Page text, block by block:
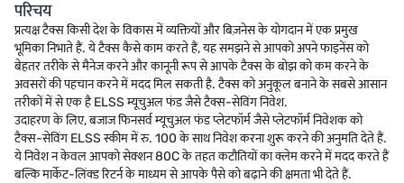
परिचय
प्रत्यक्ष टैक्स किसी देश के विकास में व्यक्तियों और बिज़नेस के योगदान में एक प्रमुख
भूमिका निभाते हैं. ये टैक्स कैसे काम करते हैं, यह समझने से आपको अपने फाइनेंस को
बेहतर तरीके से मैनेज करने और कानूनी रूप से आपके टैक्स के बोझ को कम करने के
अवसरों की पहचान करने में मदद मिल सकती है. टैक्स को अनुकूल बनाने के सबसे आसान
तरीकों में से एक है ELSS म्यूचुअल फंड जैसे टैक्स-सेविंग निवेश.
उदाहरण के लिए, बजाज फिनसर्व म्यूचुअल फंड प्लेटफॉर्म जैसे प्लेटफॉर्म निवेशक को
टैक्स-सेविंग ELSS स्कीम में रु. 100 के साथ निवेश करना शुरू करने की अनुमति देते हैं.
ये निवेश न केवल आपको सेक्शन 80C के तहत कटौतियों का क्लेम करने में मदद करते हैं
बल्कि मार्केट-लिंक्ड रिटर्न के माध्यम से आपके पैसे को बढ़ाने की क्षमता भी देते हैं.